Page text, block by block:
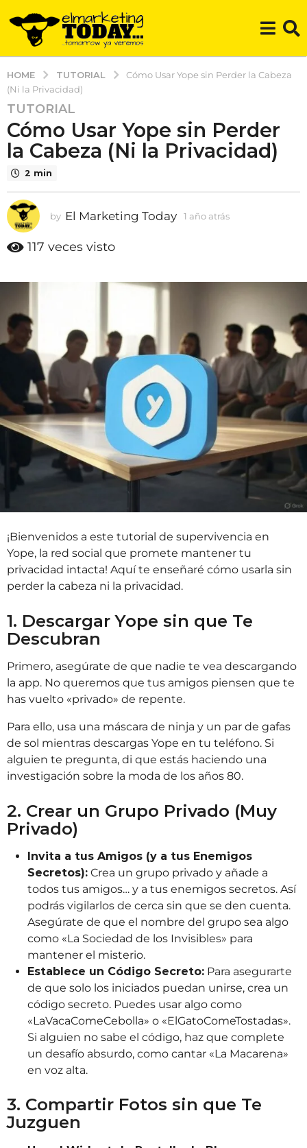
HOME TUTORIAL
Cómo Usar Yope sin Perder la Cabeza
(Ni la Privacidad)
1
a
ñ
o
a
r
á
s
t
TUTORIAL
Cómo Usar Yope sin Perder
la Cabeza (Ni la Privacidad)
2 min
by El Marketing Today 1 año atrás
t
117 veces visto
¡Bienvenidos a este tutorial de supervivencia en
Yope, la red social que promete mantener tu
privacidad intacta! Aquí te enseñaré cómo usarla sin
perder la cabeza ni la privacidad.
1. Descargar Yope sin que Te
Descubran
Primero, asegúrate de que nadie te vea descargando
la app. No queremos que tus amigos piensen que te
has vuelto «privado» de repente.
Para ello, usa una máscara de ninja y un par de gafas
de sol mientras descargas Yope en tu teléfono. Si
alguien te pregunta, di que estás haciendo una
investigación sobre la moda de los años 80.
2. Crear un Grupo Privado (Muy
Privado)
Invita a tus Amigos (y a tus Enemigos
Secretos): Crea un grupo privado y añade a
todos tus amigos… y a tus enemigos secretos. Así
podrás vigilarlos de cerca sin que se den cuenta.
Asegúrate de que el nombre del grupo sea algo
como «La Sociedad de los Invisibles» para
mantener el misterio.
Establece un Código Secreto: Para asegurarte
de que solo los iniciados puedan unirse, crea un
código secreto. Puedes usar algo como
«LaVacaComeCebolla» o «ElGatoComeTostadas».
Si alguien no sabe el código, haz que complete
un desafío absurdo, como cantar «La Macarena»
en voz alta.
3. Compartir Fotos sin que Te
Juzguen